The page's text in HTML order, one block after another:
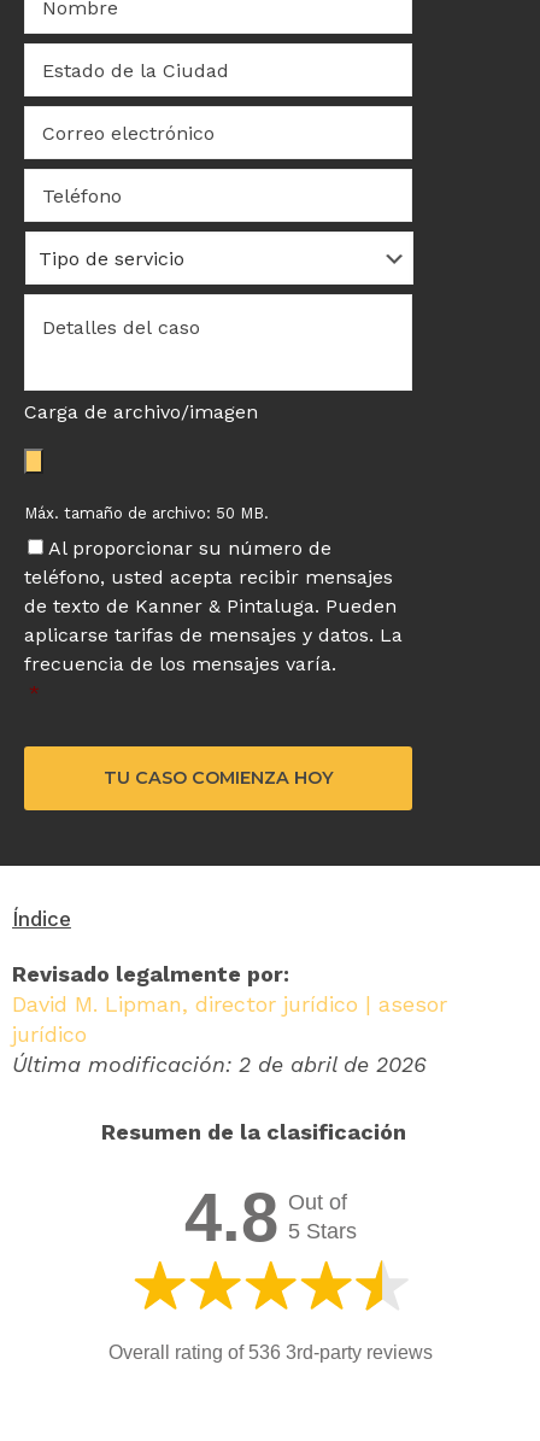
Índice
Revisado legalmente por:
David M. Lipman, director jurídico | asesor
jurídico
Última modificación: 2 de abril de 2026
Resumen de la clasificación
4.8 Out of
5 Stars
Overall rating of 536 3rd-party reviews
Estado
de
la
Ciudad *
electrónico *
Teléfono
Tipo
de
servicio
del
Carga de archivo/imagen
Máx. tamaño de archivo: 50 MB.
Al proporcionar su número de
teléfono, usted acepta recibir mensajes
de texto de Kanner & Pintaluga. Pueden
aplicarse tarifas de mensajes y datos. La
frecuencia de los mensajes varía.
*